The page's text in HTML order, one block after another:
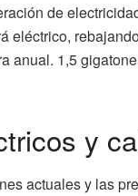
de
eléctrico,
anual. 1,5
y
actuales y las